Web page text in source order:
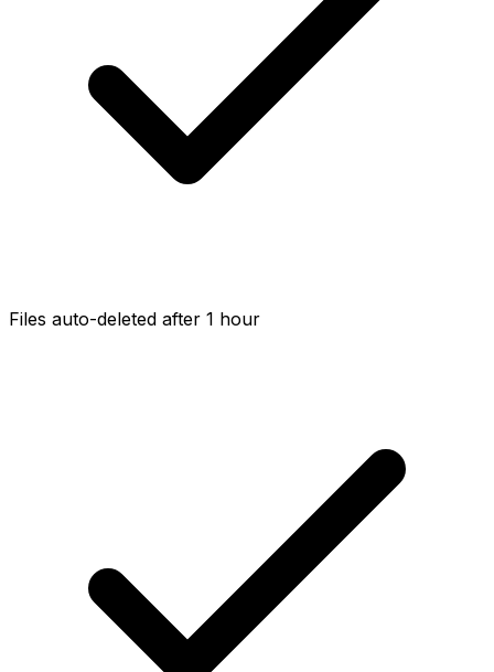
Files auto-deleted after 1 hour